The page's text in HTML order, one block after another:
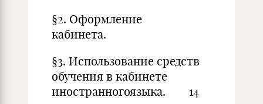
§2. Оформление
§3. Использование средств
обучения в кабинете
иностранногоязыка. 14